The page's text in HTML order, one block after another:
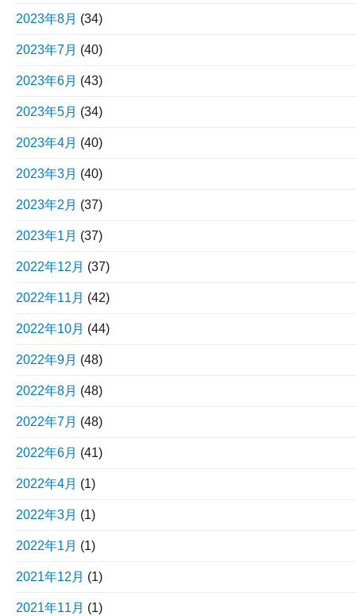
2023年8月 (34)
2023年7月 (40)
2023年6月 (43)
2023年5月 (34)
2023年4月 (40)
2023年3月 (40)
2023年2月 (37)
2023年1月 (37)
2022年12月 (37)
2022年11月 (42)
2022年10月 (44)
2022年9月 (48)
2022年8月 (48)
2022年7月 (48)
2022年6月 (41)
2022年4月 (1)
2022年3月 (1)
2022年1月 (1)
2021年12月 (1)
2021年11月 (1)